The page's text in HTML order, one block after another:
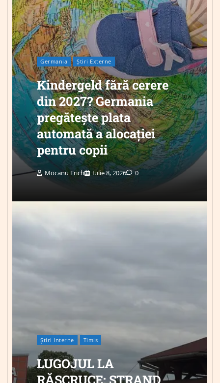
Germania Știri Externe
Kindergeld fără cerere
din 2027? Germania
pregătește plata
automată a alocației
pentru copii
Mocanu Erich Iulie 8, 2026 0
Știri Interne Timis
LUGOJUL LA
RĂSCRUCE: ȘTRAND